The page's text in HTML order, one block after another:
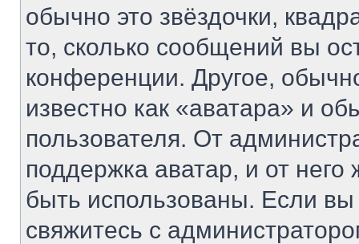
обычно это звёздочки,
то, сколько сообщений вы
конференции. Другое,
известно как «аватара» и
пользователя. От
поддержка аватар, и от него
быть использованы. Если
свяжитесь с